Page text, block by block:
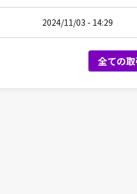
2024/11/03 - 14:29
全ての